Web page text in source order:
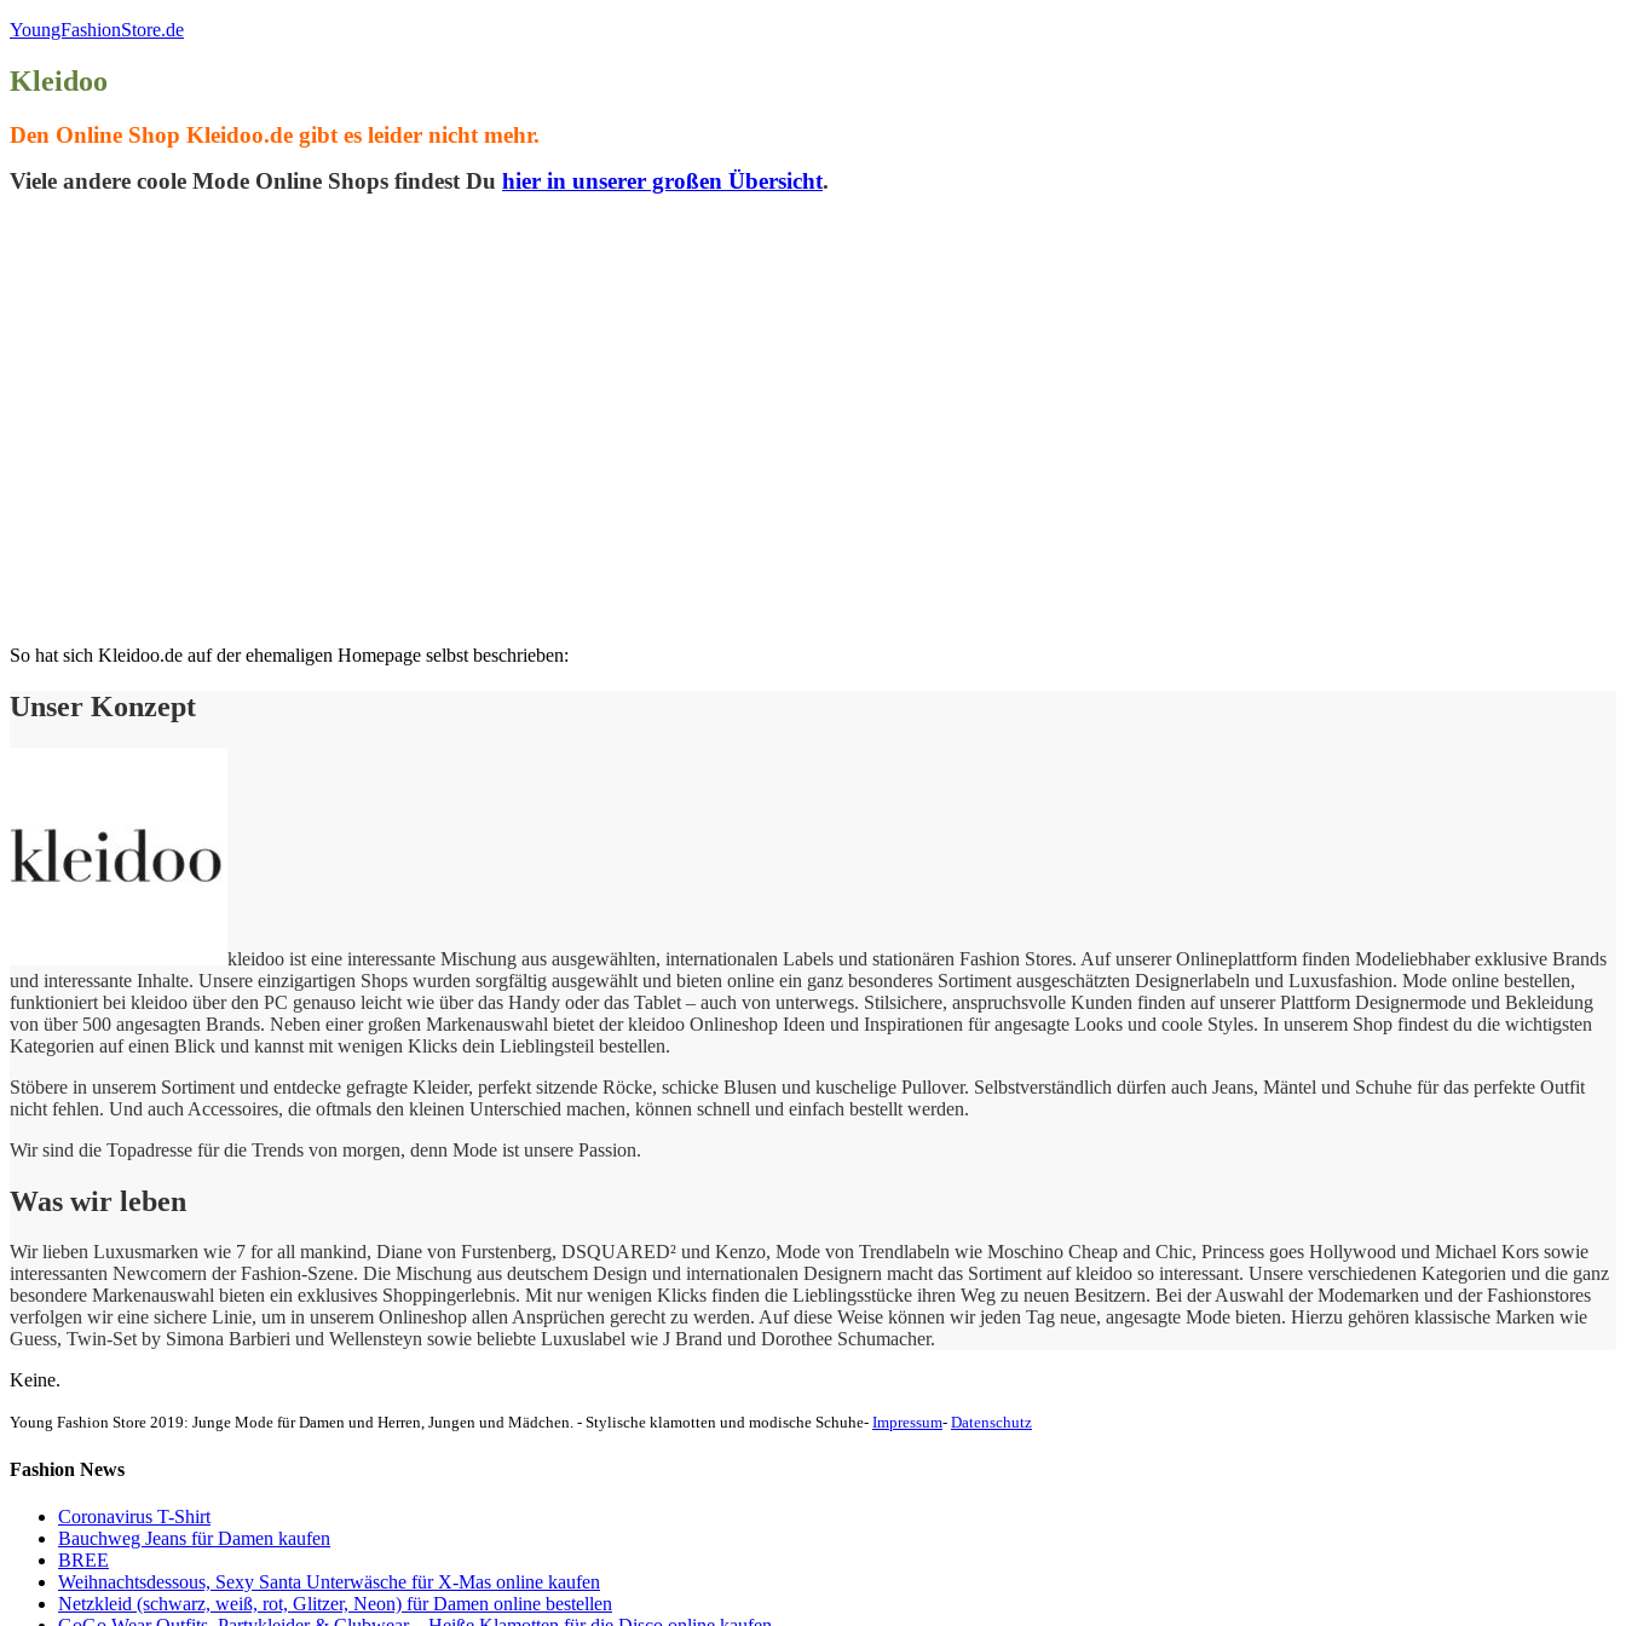
YoungFashionStore.de
Kleidoo
Den Online Shop Kleidoo.de gibt es leider nicht mehr.
Viele andere coole Mode Online Shops findest Du hier in unserer großen Übersicht.
So hat sich Kleidoo.de auf der ehemaligen Homepage selbst beschrieben:
Unser Konzept
kleidoo ist eine interessante Mischung aus ausgewählten, internationalen Labels und stationären Fashion Stores. Auf unserer Onlineplattform finden Modeliebhaber exklusive Brands
und interessante Inhalte. Unsere einzigartigen Shops wurden sorgfältig ausgewählt und bieten online ein ganz besonderes Sortiment ausgeschätzten Designerlabeln und Luxusfashion. Mode online bestellen,
funktioniert bei kleidoo über den PC genauso leicht wie über das Handy oder das Tablet – auch von unterwegs. Stilsichere, anspruchsvolle Kunden finden auf unserer Plattform Designermode und Bekleidung
von über 500 angesagten Brands. Neben einer großen Markenauswahl bietet der kleidoo Onlineshop Ideen und Inspirationen für angesagte Looks und coole Styles. In unserem Shop findest du die wichtigsten
Kategorien auf einen Blick und kannst mit wenigen Klicks dein Lieblingsteil bestellen.
Stöbere in unserem Sortiment und entdecke gefragte Kleider, perfekt sitzende Röcke, schicke Blusen und kuschelige Pullover. Selbstverständlich dürfen auch Jeans, Mäntel und Schuhe für das perfekte Outfit
nicht fehlen. Und auch Accessoires, die oftmals den kleinen Unterschied machen, können schnell und einfach bestellt werden.
Wir sind die Topadresse für die Trends von morgen, denn Mode ist unsere Passion.
Was wir leben
Wir lieben Luxusmarken wie 7 for all mankind, Diane von Furstenberg, DSQUARED² und Kenzo, Mode von Trendlabeln wie Moschino Cheap and Chic, Princess goes Hollywood und Michael Kors sowie
interessanten Newcomern der Fashion-Szene. Die Mischung aus deutschem Design und internationalen Designern macht das Sortiment auf kleidoo so interessant. Unsere verschiedenen Kategorien und die ganz
besondere Markenauswahl bieten ein exklusives Shoppingerlebnis. Mit nur wenigen Klicks finden die Lieblingsstücke ihren Weg zu neuen Besitzern. Bei der Auswahl der Modemarken und der Fashionstores
verfolgen wir eine sichere Linie, um in unserem Onlineshop allen Ansprüchen gerecht zu werden. Auf diese Weise können wir jeden Tag neue, angesagte Mode bieten. Hierzu gehören klassische Marken wie
Guess, Twin-Set by Simona Barbieri und Wellensteyn sowie beliebte Luxuslabel wie J Brand und Dorothee Schumacher.
Keine.
Young Fashion Store 2019: Junge Mode für Damen und Herren, Jungen und Mädchen. - Stylische klamotten und modische Schuhe- Impressum- Datenschutz
Fashion News
Coronavirus T-Shirt
Bauchweg Jeans für Damen kaufen
BREE
Weihnachtsdessous, Sexy Santa Unterwäsche für X-Mas online kaufen
Netzkleid (schwarz, weiß, rot, Glitzer, Neon) für Damen online bestellen